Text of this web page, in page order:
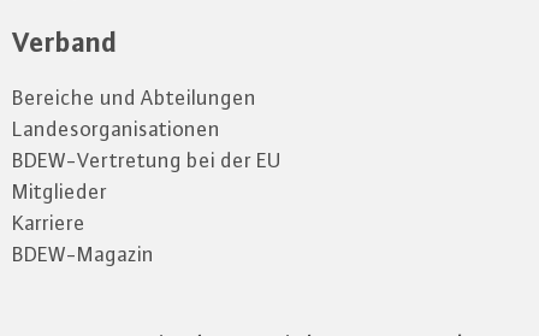
Verband
Bereiche und Abteilungen
Landesorganisationen
BDEW-Vertretung bei der EU
Mitglieder
Karriere
BDEW-Magazin